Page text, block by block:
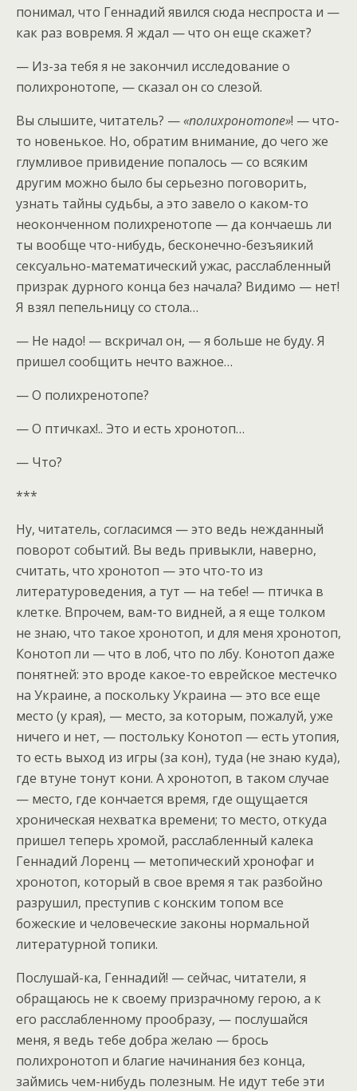
понимал, что Геннадий явился сюда неспроста и —
как раз вовремя. Я ждал — что он еще скажет?
— Из-за тебя я не закончил исследование о
полихронотопе, — сказал он со слезой.
Вы слышите, читатель? —«полихронотопе»! — что-
то новенькое. Но, обратим внимание, до чего же
глумливое привидение попалось — со всяким
другим можно было бы серьезно поговорить,
узнать тайны судьбы, а это завело о каком-то
неоконченном полихренотопе — да кончаешь ли
ты вообще что-нибудь, бесконечно-безъяикий
сексуально-математический ужас, расслабленный
призрак дурного конца без начала? Видимо — нет!
Я взял пепельницу со стола…
— Не надо! — вскричал он, — я больше не буду. Я
пришел сообщить нечто важное…
— О полихренотопе?
— О птичках!.. Это и есть хронотоп…
— Что?
***
Ну, читатель, согласимся — это ведь нежданный
поворот событий. Вы ведь привыкли, наверно,
считать, что хронотоп — это что-то из
литературоведения, а тут — на тебе! — птичка в
клетке. Впрочем, вам-то видней, а я еще толком
не знаю, что такое хронотоп, и для меня хронотоп,
Конотоп ли — что в лоб, что по лбу. Конотоп даже
понятней: это вроде какое-то еврейское местечко
на Украине, а поскольку Украина — это все еще
место (у края), — место, за которым, пожалуй, уже
ничего и нет, — постольку Конотоп — есть утопия,
то есть выход из игры (за кон), туда (не знаю куда),
где втуне тонут кони. А хронотоп, в таком случае
— место, где кончается время, где ощущается
хроническая нехватка времени; то место, откуда
пришел теперь хромой, расслабленный калека
Геннадий Лоренц — метопический хронофаг и
хронотоп, который в свое время я так разбойно
разрушил, преступив с конским топом все
божеские и человеческие законы нормальной
литературной топики.
Послушай-ка, Геннадий! — сейчас, читатели, я
обращаюсь не к своему призрачному герою, а к
его расслабленному прообразу, — послушайся
меня, я ведь тебе добра желаю — брось
полихронотоп и благие начинания без конца,
займись чем-нибудь полезным. Не идут тебе эти